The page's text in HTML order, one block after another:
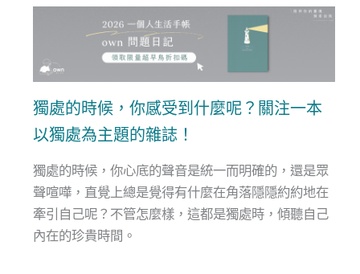
獨處的時候，你感受到什麼呢？關注一本
以獨處為主題的雜誌！
獨處的時候，你心底的聲音是統一而明確的，還是眾
聲喧嘩，直覺上總是覺得有什麼在角落隱隱約約地在
牽引自己呢？不管怎麼樣，這都是獨處時，傾聽自己
內在的珍貴時間。